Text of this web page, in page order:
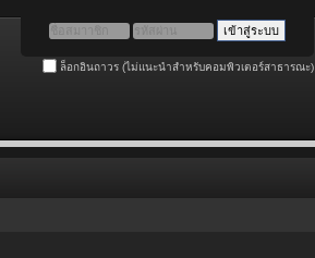
ล็อกอินถาวร (ไม่แนะนำสำหรับคอมพิวเตอร์สาธารณะ)